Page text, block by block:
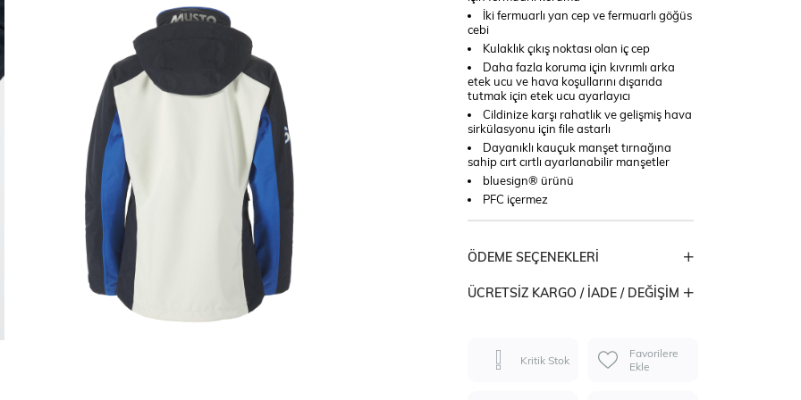
İki fermuarlı yan cep ve fermuarlı göğüs
cebi
Kulaklık çıkış noktası olan iç cep
Daha fazla koruma için kıvrımlı arka
etek ucu ve hava koşullarını dışarıda
tutmak için etek ucu ayarlayıcı
Cildinize karşı rahatlık ve gelişmiş hava
sirkülasyonu için file astarlı
Dayanıklı kauçuk manşet tırnağına
sahip cırt cırtlı ayarlanabilir manşetler
bluesign® ürünü
PFC içermez
ÖDEME SEÇENEKLERI
ÜCRETSIZ KARGO / İADE / DEĞIŞIM
Kritik Stok
Favorilere
Ekle